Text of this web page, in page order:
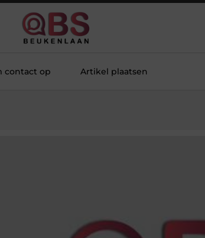
contact op Artikel plaatsen